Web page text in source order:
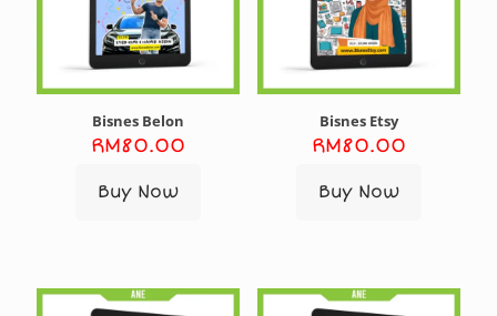
Bisnes Belon
RM80.00
Buy Now
Bisnes Etsy
RM80.00
Buy Now